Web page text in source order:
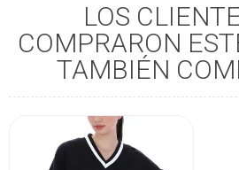
LOS
COMPRARON
TAMBIÉN